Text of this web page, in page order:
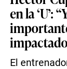
en la ‘U’:
El